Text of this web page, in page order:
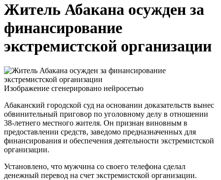
Житель Абакана осужден за
финансирование
экстремистской организации
Изображение сгенерировано нейросетью
Абаканский городской суд на основании доказательств вынес
обвинительный приговор по уголовному делу в отношении
38-летнего местного жителя. Он признан виновным в
предоставлении средств, заведомо предназначенных для
финансирования и обеспечения деятельности экстремистской
организации.
Установлено, что мужчина со своего телефона сделал
денежный перевод на счет экстремистской организации.